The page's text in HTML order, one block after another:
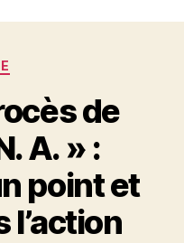
de
A. » :
point et
a
r